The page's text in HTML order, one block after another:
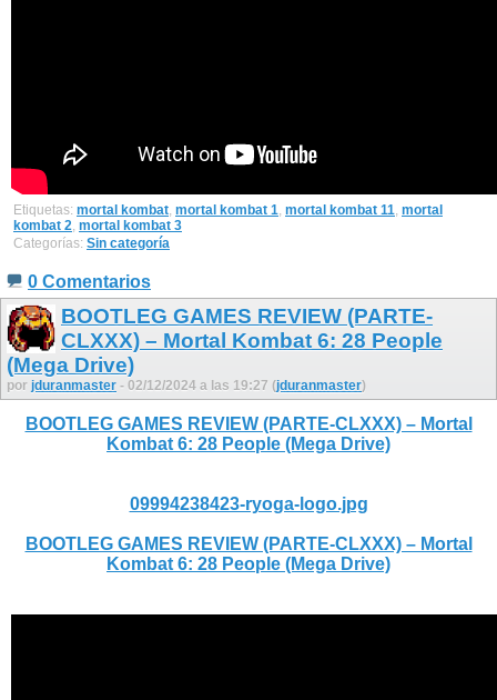
Etiquetas: mortal kombat mortal kombat 1 mortal kombat 11 mortal
kombat 2 mortal kombat 3
Categorías: Sin categoría
0 Comentarios
BOOTLEG GAMES REVIEW (PARTE-
CLXXX) – Mortal Kombat 6: 28 People
(Mega Drive)
por jduranmaster - 02/12/2024 a las 19:27 (jduranmaster)
BOOTLEG GAMES REVIEW (PARTE-CLXXX) – Mortal
Kombat 6: 28 People (Mega Drive)
09994238423-ryoga-logo.jpg
BOOTLEG GAMES REVIEW (PARTE-CLXXX) – Mortal
Kombat 6: 28 People (Mega Drive)